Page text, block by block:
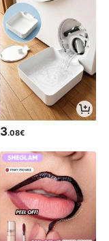
3.08€